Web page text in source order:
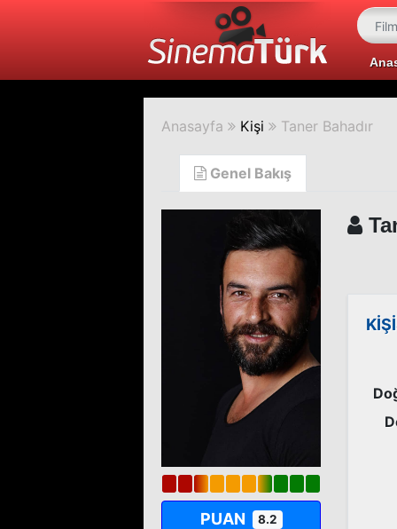
Anasayfa Kişi Taner Bahadır
Genel Bakış
PUAN 8.2